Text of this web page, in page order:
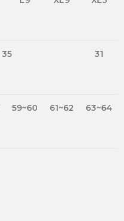
35 31
59~60 61~62 63~64